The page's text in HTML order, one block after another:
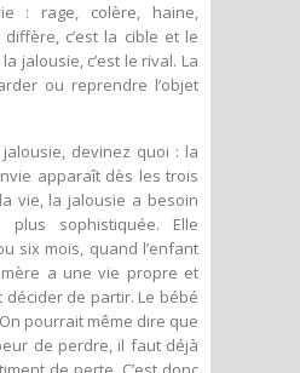
: rage, colère, haine,
c’est la cible et le
jalousie, c’est le rival. La
ou reprendre l’objet
devinez quoi : la
apparaît dès les trois
vie, la jalousie a besoin
plus sophistiquée. Elle
six mois, quand l’enfant
a une vie propre et
de partir. Le bébé
pourrait même dire que
de perdre, il faut déjà